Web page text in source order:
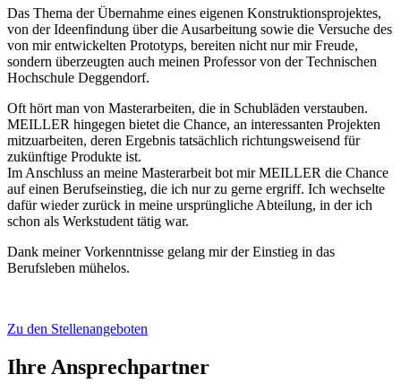
Das Thema der Übernahme eines eigenen Konstruktionsprojektes,
von der Ideenfindung über die Ausarbeitung sowie die Versuche des
von mir entwickelten Prototyps, bereiten nicht nur mir Freude,
sondern überzeugten auch meinen Professor von der Technischen
Hochschule Deggendorf.
Oft hört man von Masterarbeiten, die in Schubläden verstauben.
MEILLER hingegen bietet die Chance, an interessanten Projekten
mitzuarbeiten, deren Ergebnis tatsächlich richtungsweisend für
zukünftige Produkte ist.
Im Anschluss an meine Masterarbeit bot mir MEILLER die Chance
auf einen Berufseinstieg, die ich nur zu gerne ergriff. Ich wechselte
dafür wieder zurück in meine ursprüngliche Abteilung, in der ich
schon als Werkstudent tätig war.
Dank meiner Vorkenntnisse gelang mir der Einstieg in das
Berufsleben mühelos.
Zu den Stellenangeboten
Ihre Ansprechpartner